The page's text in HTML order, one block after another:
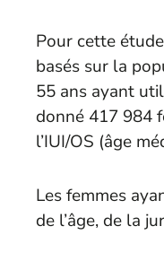
Pour cette
basés sur la
55 ans ayant
donné 417 984
l’IUI/OS (âge
Les femmes
de l’âge, de la